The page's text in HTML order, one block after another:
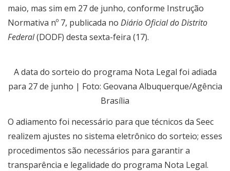
maio, mas sim em 27 de junho, conforme Instrução
Normativa nº 7, publicada no Diário Oficial do Distrito
Federal(DODF) desta sexta-feira (17).
A data do sorteio do programa Nota Legal foi adiada
para 27 de junho | Foto: Geovana Albuquerque/Agência
Brasília
O adiamento foi necessário para que técnicos da Seec
realizem ajustes no sistema eletrônico do sorteio; esses
procedimentos são necessários para garantir a
transparência e legalidade do programa Nota Legal.